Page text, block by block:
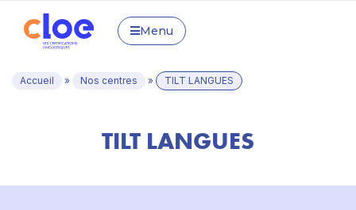
Menu
Accueil » Nos centres » TILT LANGUES
TILT LANGUES